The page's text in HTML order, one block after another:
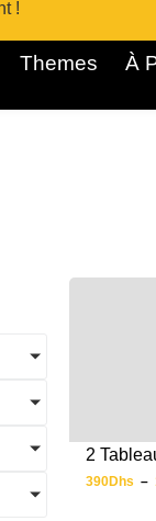
!
Themes À
2
390Dhs –